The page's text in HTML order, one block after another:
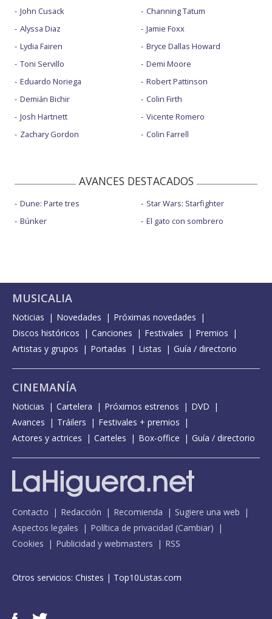
John Cusack
Alyssa Diaz
Lydia Fairen
Toni Servillo
Eduardo Noriega
Demián Bichir
Josh Hartnett
Zachary Gordon
Channing Tatum
Jamie Foxx
Bryce Dallas Howard
Demi Moore
Robert Pattinson
Colin Firth
Vicente Romero
Colin Farrell
AVANCES DESTACADOS
Dune: Parte tres
Búnker
Star Wars: Starfighter
El gato con sombrero
MUSICALIA
Noticias Novedades
Próximas novedades
Discos históricos
Canciones Festivales
Premios
Artistas y grupos
Portadas Listas Guía / directorio
CINEMANÍA
Noticias Cartelera Próximos estrenos
DVD
Avances
Tráilers
Festivales + premios
Actores y actrices
Carteles Box-office Guía / directorio
Contacto Redacción Recomienda
Sugiere una web
Aspectos legales
Política de privacidad (Cambiar)
Cookies
Publicidad y webmasters RSS
Otros servicios: Chistes | Top10Listas.com